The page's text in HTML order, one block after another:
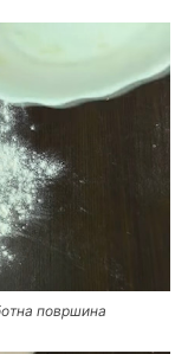
површина